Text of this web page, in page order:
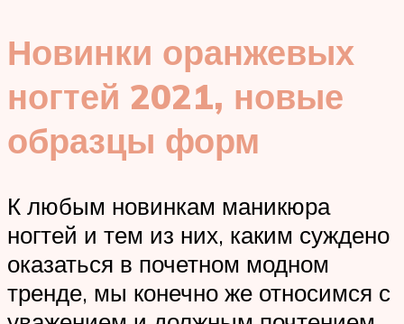
Новинки оранжевых
ногтей 2021, новые
образцы форм
К любым новинкам маникюра
ногтей и тем из них, каким суждено
оказаться в почетном модном
тренде, мы конечно же относимся с